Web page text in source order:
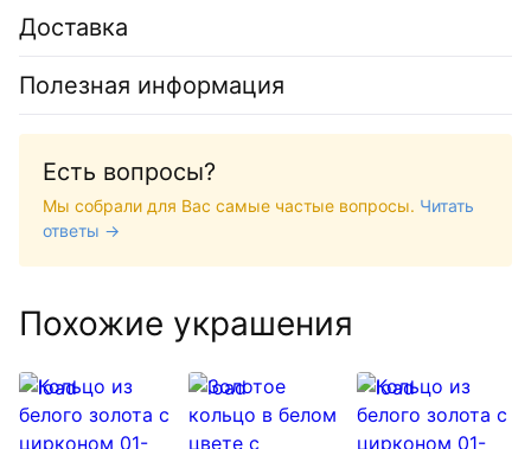
Доставка
Полезная информация
Есть вопросы?
Мы собрали для Вас самые частые вопросы. Читать
ответы →
Похожие украшения